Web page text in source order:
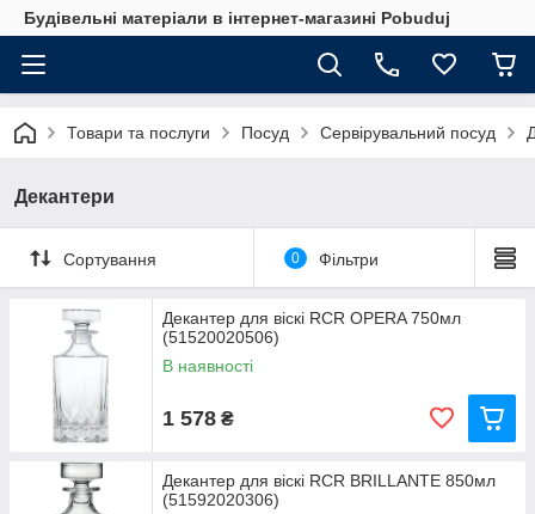
Будівельні матеріали в інтернет-магазині Pobuduj
Товари та послуги Посуд Сервірувальний посуд
Декантери
Сортування 0 Фільтри
Декантер для віскі RCR OPERA 750мл
(51520020506)
В наявності
1 578 ₴
Декантер для віскі RCR BRILLANTE 850мл
(51592020306)